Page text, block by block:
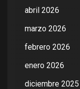
abril 2026
marzo 2026
febrero 2026
enero 2026
diciembre 2025